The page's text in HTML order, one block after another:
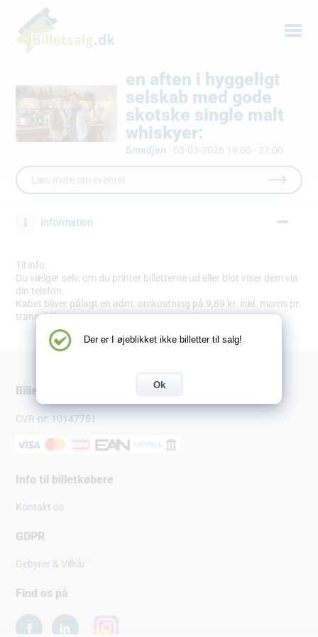
en aften i hyggeligt
selskab med gode
skotske single malt
whiskyer:
Smedjen · 03-03-2026 19:00 - 21:00
Læs mere om eventet
Information
Til info:
Du vælger selv, om du printer billetterne ud eller blot viser dem via
din telefon.
Købet bliver pålagt en adm. omkostning på 9,89 kr. inkl. moms pr.
transaktion.
Der er I øjeblikket ikke billetter til salg!
Ok
Billetsalg.dk
CVR-nr: 10147751
Info til billetkøbere
Kontakt os
GDPR
Gebyrer & Vilkår
Find os på